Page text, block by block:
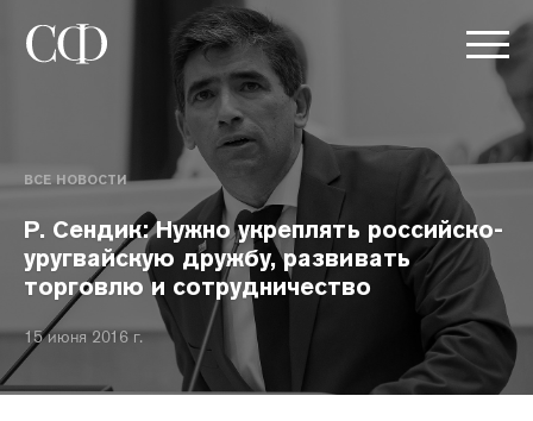
ВСЕ НОВОСТИ
Р. Сендик: Нужно укреплять российско-
уругвайскую дружбу, развивать
торговлю и сотрудничество
15 июня 2016 г.